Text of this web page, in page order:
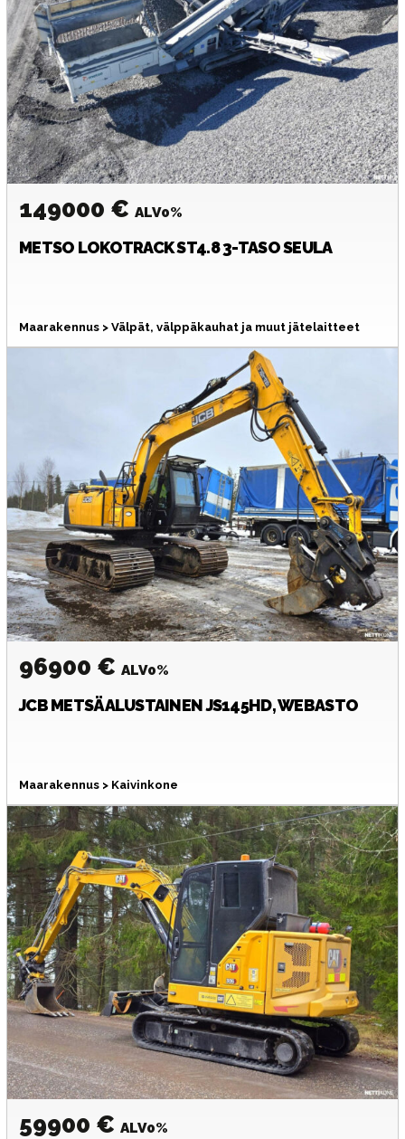
149000 € ALV0%
METSO LOKOTRACK ST4.8 3-TASO SEULA
Maarakennus > Välpät, välppäkauhat ja muut jätelaitteet
96900 € ALV0%
JCBMETSÄALUSTAINEN JS145HD, WEBASTO
Maarakennus > Kaivinkone
59900 € ALV0%